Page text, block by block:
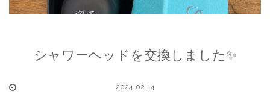
シャワーヘッドを交換しました✨
2024-02-14